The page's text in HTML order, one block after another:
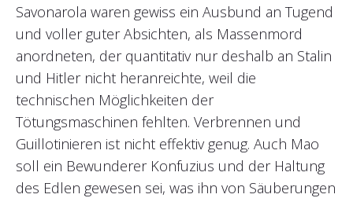
Savonarola waren gewiss ein Ausbund an Tugend
und voller guter Absichten, als Massenmord
anordneten, der quantitativ nur deshalb an Stalin
und Hitler nicht heranreichte, weil die
technischen Möglichkeiten der
Tötungsmaschinen fehlten. Verbrennen und
Guillotinieren ist nicht effektiv genug. Auch Mao
soll ein Bewunderer Konfuzius und der Haltung
des Edlen gewesen sei, was ihn von Säuberungen